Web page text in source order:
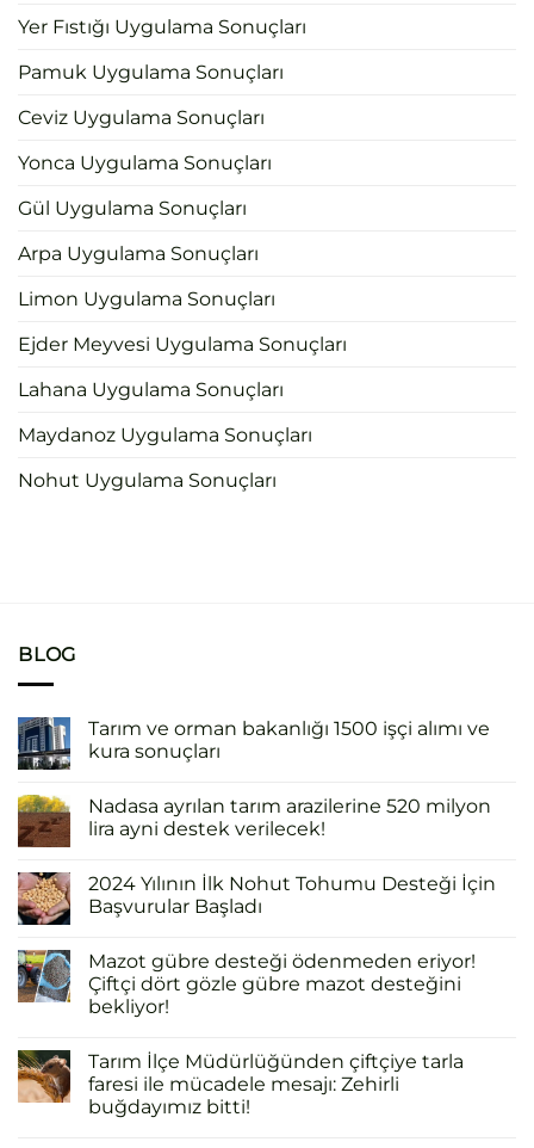
Yer Fıstığı Uygulama Sonuçları
Pamuk Uygulama Sonuçları
Ceviz Uygulama Sonuçları
Yonca Uygulama Sonuçları
Gül Uygulama Sonuçları
Arpa Uygulama Sonuçları
Limon Uygulama Sonuçları
Ejder Meyvesi Uygulama Sonuçları
Lahana Uygulama Sonuçları
Maydanoz Uygulama Sonuçları
Nohut Uygulama Sonuçları
BLOG
Tarım ve orman bakanlığı 1500 işçi alımı ve
kura sonuçları
Nadasa ayrılan tarım arazilerine 520 milyon
lira ayni destek verilecek!
2024 Yılının İlk Nohut Tohumu Desteği İçin
Başvurular Başladı
Mazot gübre desteği ödenmeden eriyor!
Çiftçi dört gözle gübre mazot desteğini
bekliyor!
Tarım İlçe Müdürlüğünden çiftçiye tarla
faresi ile mücadele mesajı: Zehirli
buğdayımız bitti!